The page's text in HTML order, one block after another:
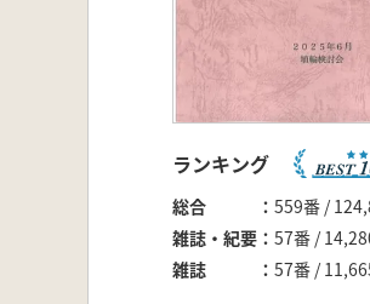
ランキング
総合
559番 /
雑誌・紀要
57番 /
雑誌
57番 /